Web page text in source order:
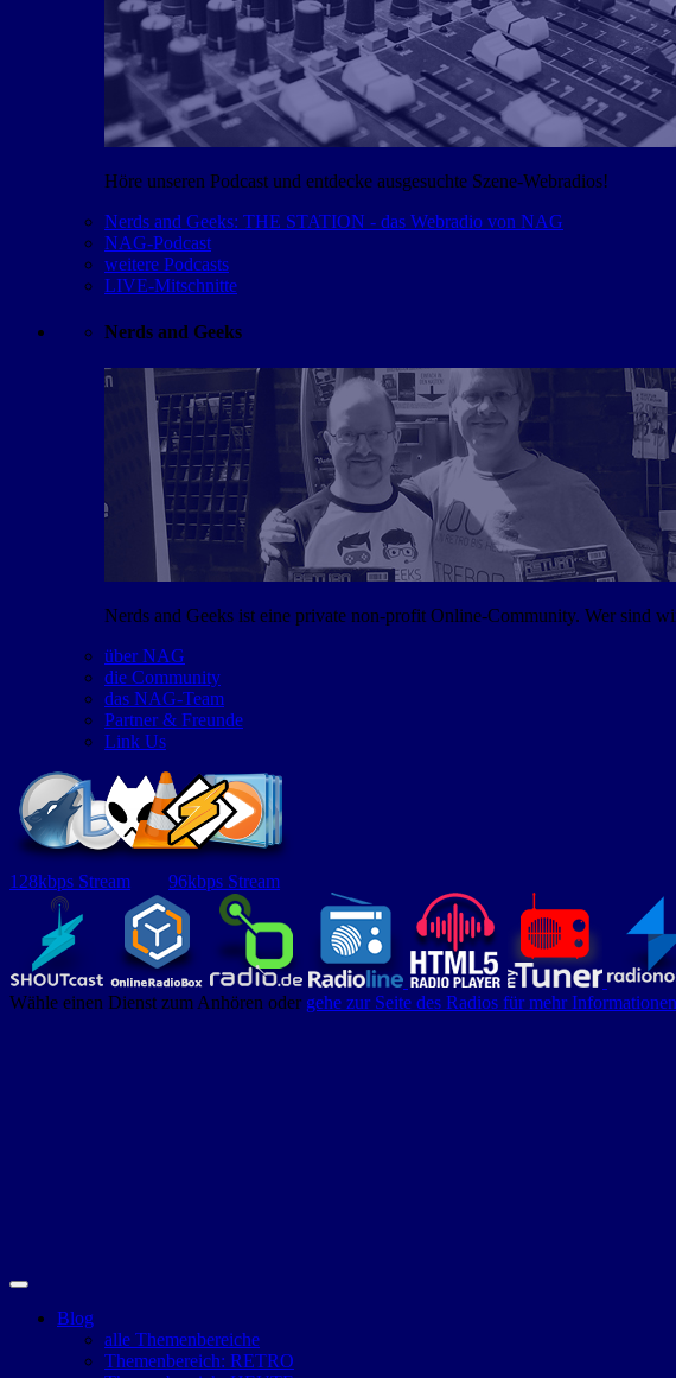
Höre unseren Podcast und entdecke ausgesuchte Szene-Webradios!
Nerds and Geeks: THE STATION - das Webradio von NAG
NAG-Podcast
weitere Podcasts
LIVE-Mitschnitte
Nerds and Geeks
Nerds and Geeks ist eine private non-profit Online-Community. Wer sind
über NAG
die Community
das NAG-Team
Partner & Freunde
Link Us
128kbps Stream 96kbps Stream
Wähle einen Dienst zum Anhören oder gehe zur Seite des Radios für mehr
Blog
alle Themenbereiche
Themenbereich: RETRO